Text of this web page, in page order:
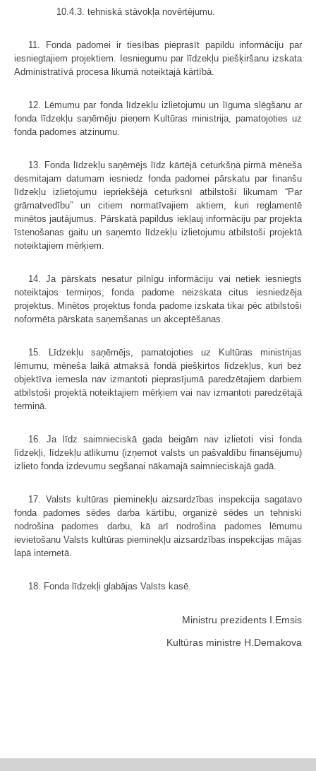
10.4.3. tehniskā stāvokļa novērtējumu.
11. Fonda padomei ir tiesības pieprasīt papildu informāciju par
iesniegtajiem projektiem. Iesniegumu par līdzekļu piešķiršanu izskata
Administratīvā procesa likumā noteiktajā kārtībā.
12. Lēmumu par fonda līdzekļu izlietojumu un līguma slēgšanu ar
fonda līdzekļu saņēmēju pieņem Kultūras ministrija, pamatojoties uz
fonda padomes atzinumu.
13. Fonda līdzekļu saņēmējs līdz kārtējā ceturkšņa pirmā mēneša
desmitajam datumam iesniedz fonda padomei pārskatu par finanšu
līdzekļu izlietojumu iepriekšējā ceturksnī atbilstoši likumam “Par
grāmatvedību” un citiem normatīvajiem aktiem, kuri reglamentē
minētos jautājumus. Pārskatā papildus iekļauj informāciju par projekta
īstenošanas gaitu un saņemto līdzekļu izlietojumu atbilstoši projektā
noteiktajiem mērķiem.
14. Ja pārskats nesatur pilnīgu informāciju vai netiek iesniegts
noteiktajos termiņos, fonda padome neizskata citus iesniedzēja
projektus. Minētos projektus fonda padome izskata tikai pēc atbilstoši
noformēta pārskata saņemšanas un akceptēšanas.
15. Līdzekļu saņēmējs, pamatojoties uz Kultūras ministrijas
lēmumu, mēneša laikā atmaksā fondā piešķirtos līdzekļus, kuri bez
objektīva iemesla nav izmantoti pieprasījumā paredzētajiem darbiem
atbilstoši projektā noteiktajiem mērķiem vai nav izmantoti paredzētajā
termiņā.
16. Ja līdz saimnieciskā gada beigām nav izlietoti visi fonda
līdzekļi, līdzekļu atlikumu (izņemot valsts un pašvaldību finansējumu)
izlieto fonda izdevumu segšanai nākamajā saimnieciskajā gadā.
17. Valsts kultūras pieminekļu aizsardzības inspekcija sagatavo
fonda padomes sēdes darba kārtību, organizē sēdes un tehniski
nodrošina padomes darbu, kā arī nodrošina padomes lēmumu
ievietošanu Valsts kultūras pieminekļu aizsardzības inspekcijas mājas
lapā internetā.
18. Fonda līdzekļi glabājas Valsts kasē.
Ministru prezidents I.Emsis
Kultūras ministre H.Demakova